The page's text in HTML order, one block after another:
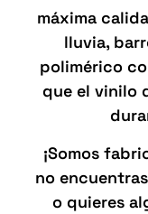
máxima
lluvia,
polimérico
que el vinilo
¡Somos
no
o quieres